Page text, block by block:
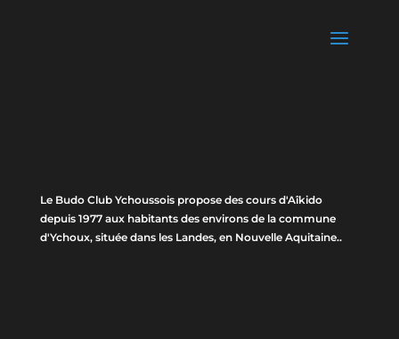
Le Budo Club Ychoussois propose des cours d'Aîkido
depuis 1977 aux habitants des environs de la commune
d'Ychoux, située dans les Landes, en Nouvelle Aquitaine..